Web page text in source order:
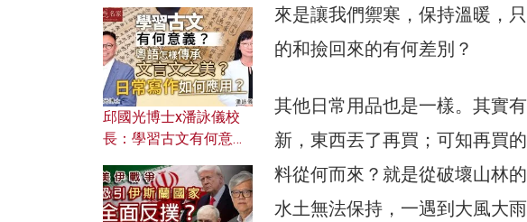
來是讓我們禦寒，保持溫暖，
的和撿回來的有何差別？
其他日常用品也是一樣。其實
新，東西丟了再買；可知再買
料從何而來？就是從破壞山林
水土無法保持，一遇到大風大
風險攻擊美軍，背後有
何盤算？
邱國光博士x潘詠儀校
長：學習古文有何意
文之美？ 日常寫作如何
應用？